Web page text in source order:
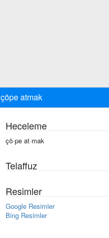
çöpe atmak
Heceleme
çö·pe at·mak
Telaffuz
Resimler
Google Resimler
Bing Resimler